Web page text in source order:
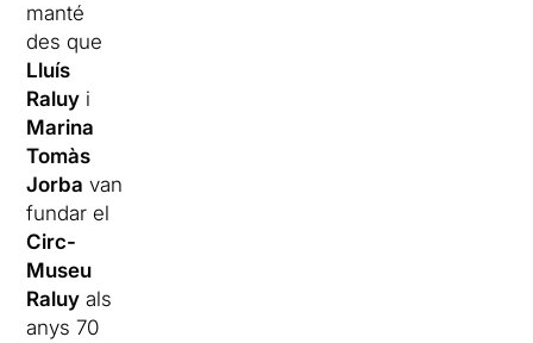
manté
des que
Lluís
Raluy i
Marina
Tomàs
Jorba van
fundar el
Circ-
Museu
Raluy als
anys 70